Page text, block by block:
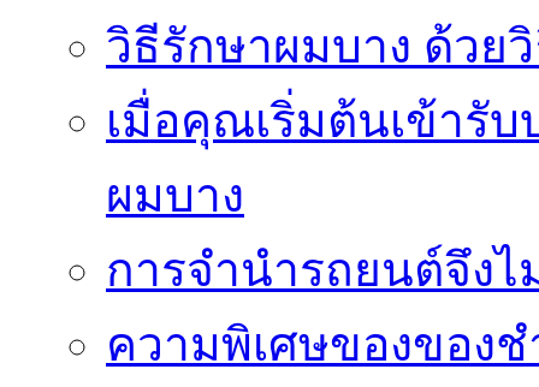
วิธีรักษาผมบาง ด้วย
เมื่อคุณเริ่มต้นเข้ารั
ผมบาง
การจำนำรถยนต์จึงไ
ความพิเศษของของ